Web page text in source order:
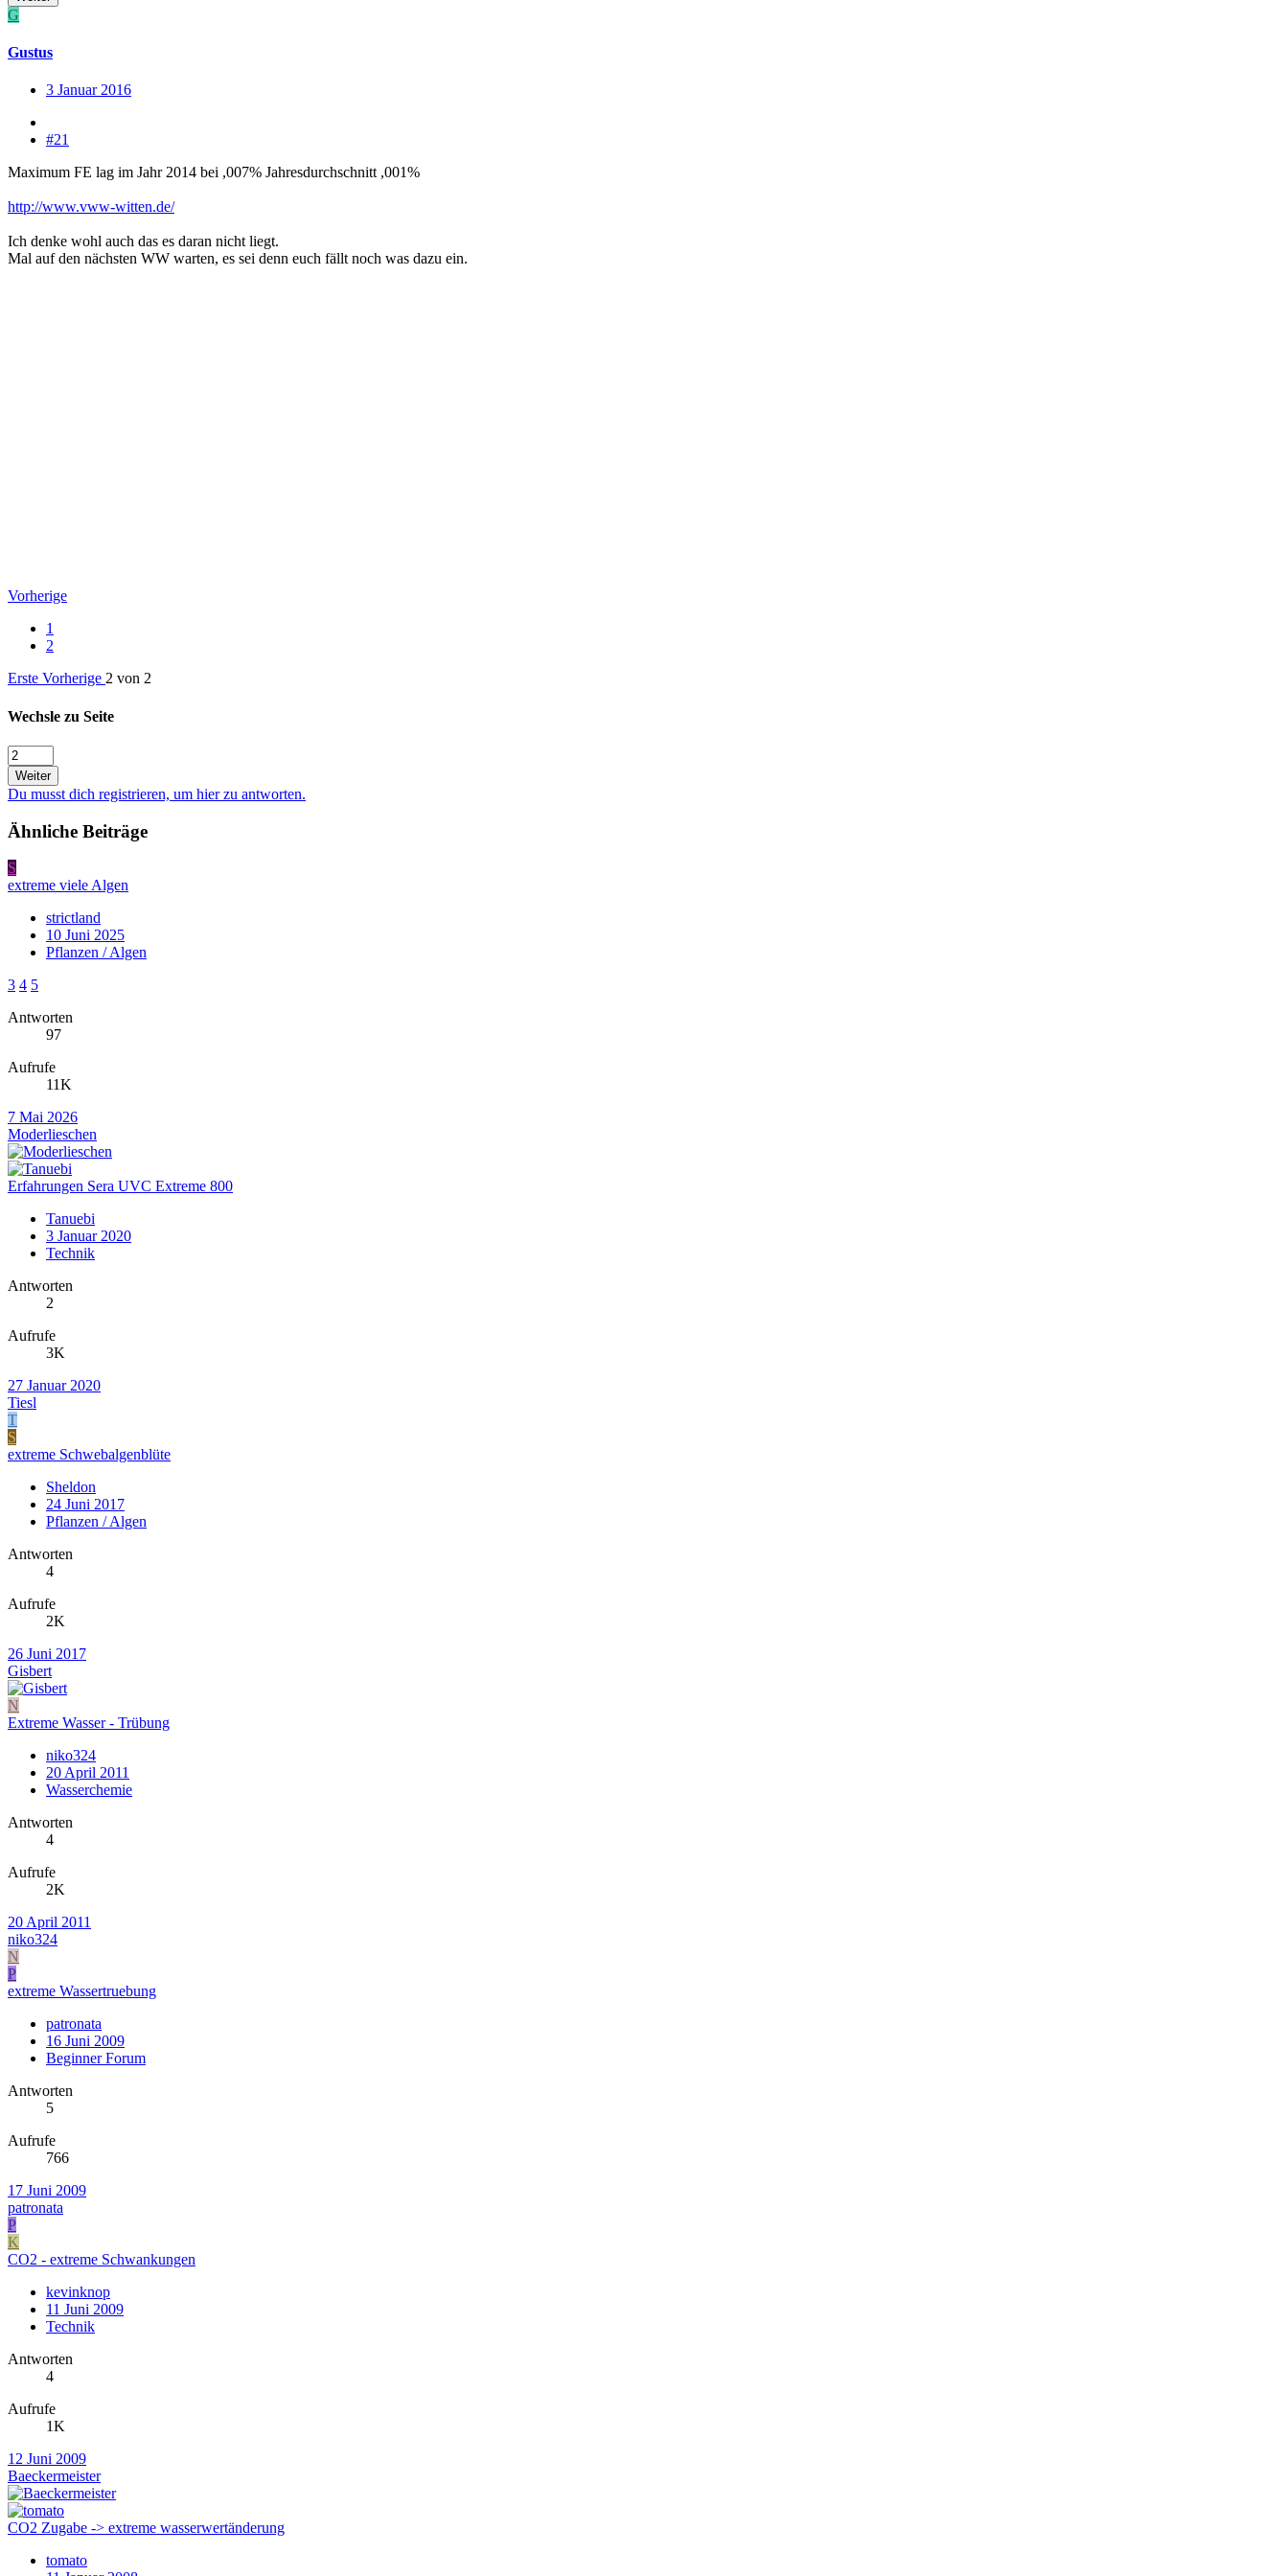
G
Gustus
3 Januar 2016
#21
Maximum FE lag im Jahr 2014 bei ,007% Jahresdurchschnitt ,001%
http://www.vww-witten.de/
Ich denke wohl auch das es daran nicht liegt.
Mal auf den nächsten WW warten, es sei denn euch fällt noch was dazu ein.
Vorherige
1
2
Erste Vorherige 2 von 2
Wechsle zu Seite
Weiter
Du musst dich registrieren, um hier zu antworten.
Ähnliche Beiträge
S
extreme viele Algen
strictland
10 Juni 2025
Pflanzen / Algen
3 4 5
Antworten
97
Aufrufe
11K
7 Mai 2026
Moderlieschen
Erfahrungen Sera UVC Extreme 800
Tanuebi
3 Januar 2020
Technik
Antworten
2
Aufrufe
3K
27 Januar 2020
Tiesl
T
S
extreme Schwebalgenblüte
Sheldon
24 Juni 2017
Pflanzen / Algen
Antworten
4
Aufrufe
2K
26 Juni 2017
Gisbert
N
Extreme Wasser - Trübung
niko324
20 April 2011
Wasserchemie
Antworten
4
Aufrufe
2K
20 April 2011
niko324
N
P
extreme Wassertruebung
patronata
16 Juni 2009
Beginner Forum
Antworten
5
Aufrufe
766
17 Juni 2009
patronata
P
K
CO2 - extreme Schwankungen
kevinknop
11 Juni 2009
Technik
Antworten
4
Aufrufe
1K
12 Juni 2009
Baeckermeister
CO2 Zugabe -> extreme wasserwertänderung
tomato